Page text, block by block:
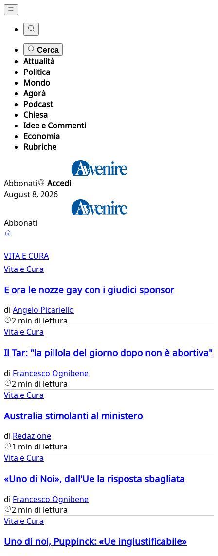
Cerca
Attualità
Politica
Mondo
Agorà
Podcast
Chiesa
Idee e Commenti
Economia
Rubriche
Abbonati
Accedi
August 8, 2026
Abbonati
Vita
e
Cura
VITA E CURA
Vita e Cura
E ora le nozze gay con i giudici sponsor
di Angelo Picariello
2 min di lettura
Vita e Cura
Il Tar: "la pillola del giorno dopo non è abortiva"
di Francesco Ognibene
2 min di lettura
Vita e Cura
Australia stimolanti al ministero
di Redazione
1 min di lettura
Vita e Cura
«Uno di Noi», dall'Ue la risposta sbagliata
di Francesco Ognibene
2 min di lettura
Vita e Cura
Uno di noi, Puppinck: «Ue ingiustificabile»